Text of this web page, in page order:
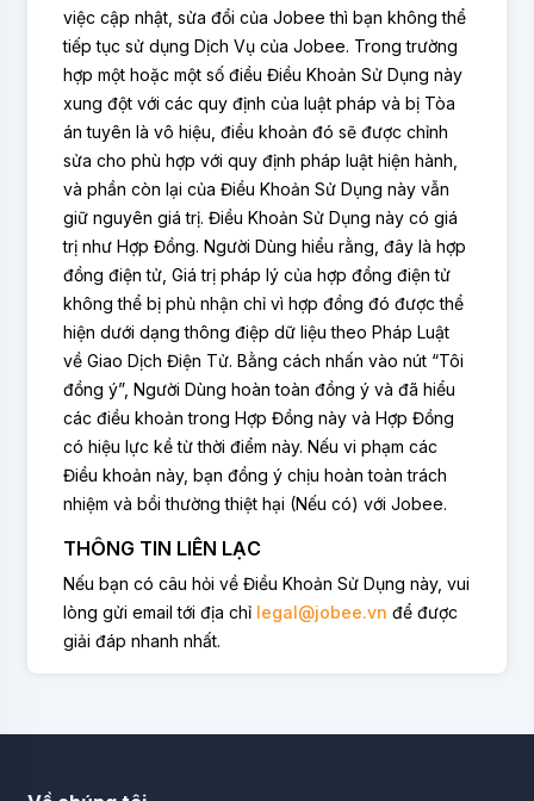
việc cập nhật, sửa đổi của Jobee thì bạn không thể
tiếp tục sử dụng Dịch Vụ của Jobee. Trong trường
hợp một hoặc một số điều Điều Khoản Sử Dụng này
xung đột với các quy định của luật pháp và bị Tòa
án tuyên là vô hiệu, điều khoản đó sẽ được chỉnh
sửa cho phù hợp với quy định pháp luật hiện hành,
và phần còn lại của Điều Khoản Sử Dụng này vẫn
giữ nguyên giá trị. Điều Khoản Sử Dụng này có giá
trị như Hợp Đồng. Người Dùng hiểu rằng, đây là hợp
đồng điện tử, Giá trị pháp lý của hợp đồng điện tử
không thể bị phủ nhận chỉ vì hợp đồng đó được thể
hiện dưới dạng thông điệp dữ liệu theo Pháp Luật
về Giao Dịch Điện Tử. Bằng cách nhấn vào nút “Tôi
đồng ý”, Người Dùng hoàn toàn đồng ý và đã hiểu
các điều khoản trong Hợp Đồng này và Hợp Đồng
có hiệu lực kề từ thời điểm này. Nếu vi phạm các
Điều khoản này, bạn đồng ý chịu hoàn toàn trách
nhiệm và bồi thường thiệt hại (Nếu có) với Jobee.
THÔNG TIN LIÊN LẠC
Nếu bạn có câu hỏi về Điều Khoản Sử Dụng này, vui
lòng gửi email tới địa chỉ legal@jobee.vn để được
giải đáp nhanh nhất.